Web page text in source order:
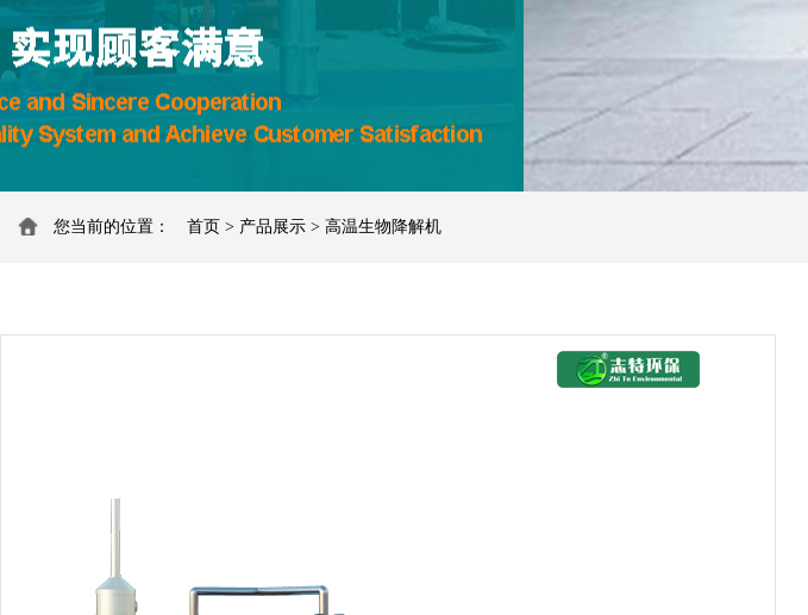
您当前的位置： 首页 > 产品展示 > 高温生物降解机